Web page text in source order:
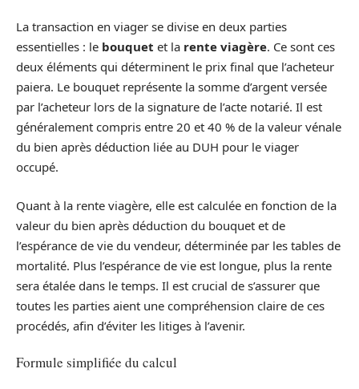
La transaction en viager se divise en deux parties
essentielles : le bouquet et la rente viagère. Ce sont ces
deux éléments qui déterminent le prix final que l’acheteur
paiera. Le bouquet représente la somme d’argent versée
par l’acheteur lors de la signature de l’acte notarié. Il est
généralement compris entre 20 et 40 % de la valeur vénale
du bien après déduction liée au DUH pour le viager
occupé.
Quant à la rente viagère, elle est calculée en fonction de la
valeur du bien après déduction du bouquet et de
l’espérance de vie du vendeur, déterminée par les tables de
mortalité. Plus l’espérance de vie est longue, plus la rente
sera étalée dans le temps. Il est crucial de s’assurer que
toutes les parties aient une compréhension claire de ces
procédés, afin d’éviter les litiges à l’avenir.
Formule simplifiée du calcul